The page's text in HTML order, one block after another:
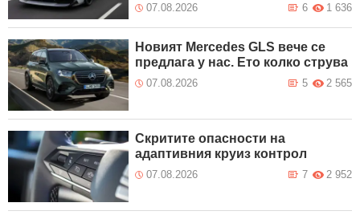
07.08.2026 1 636
6
Новият Mercedes GLS вече се
предлага у нас. Ето колко струва
07.08.2026 2 565
5
Скритите опасности на
адаптивния круиз контрол
07.08.2026 2 952
7